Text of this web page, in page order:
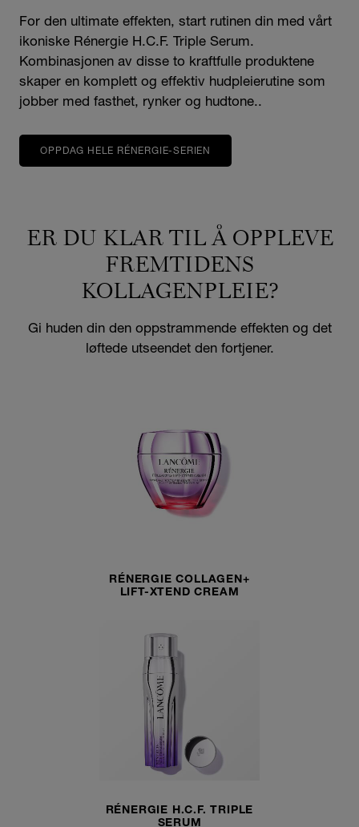
For den ultimate effekten, start rutinen din med vårt
ikoniske Rénergie H.C.F. Triple Serum.
Kombinasjonen av disse to kraftfulle produktene
skaper en komplett og effektiv hudpleierutine som
jobber med fasthet, rynker og hudtone..
OPPDAG HELE RÉNERGIE-SERIEN
ER DU KLAR TIL Å OPPLEVE
FREMTIDENS
KOLLAGENPLEIE?
Gi huden din den oppstrammende effekten og det
løftede utseendet den fortjener.
RÉNERGIE COLLAGEN+
LIFT-XTEND CREAM
RÉNERGIE H.C.F. TRIPLE
SERUM